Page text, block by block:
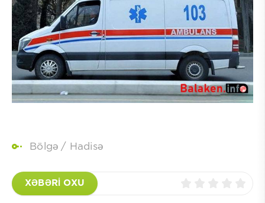
Bölgə / Hadisə
XƏBƏRİ OXU